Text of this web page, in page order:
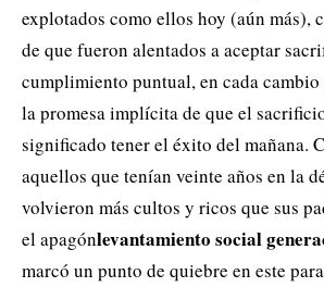
explotados como ellos hoy (aún más),
de que fueron alentados a aceptar
cumplimiento puntual, en cada
la promesa implícita de que el
significado tener el éxito del mañana.
aquellos que tenían veinte años en la
volvieron más cultos y ricos que sus
el apagónlevantamiento social
marcó un punto de quiebre en este